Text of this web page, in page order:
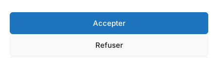
Accepter
Refuser